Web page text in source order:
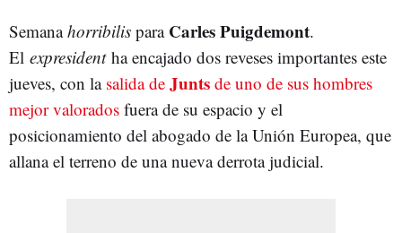
Semanahorribilis para Carles Puigdemont.
El expresident ha encajado dos reveses importantes este
jueves, con la salida de Junts de uno de sus hombres
mejor valorados fuera de su espacio y el
posicionamiento del abogado de la Unión Europea, que
allana el terreno de una nueva derrota judicial.